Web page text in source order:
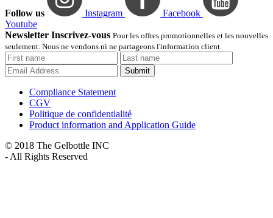
Follow us Instagram
Facebook
Youtube
Newsletter Inscrivez-vous Pour les offres promotionnelles et les nouvelles
seulement. Nous ne vendons ni ne partageons l'information client.
Submit
Compliance Statement
CGV
Politique de confidentialité
Product information and Application Guide
© 2018 The Gelbottle INC
- All Rights Reserved